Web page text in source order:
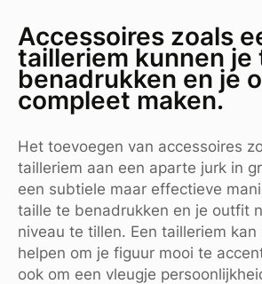
Accessoires zoals
tailleriem kunnen je
benadrukken en je
compleet maken.
Het toevoegen van accessoires
tailleriem aan een aparte jurk in
een subtiele maar effectieve
taille te benadrukken en je outfit
niveau te tillen. Een tailleriem kan
helpen om je figuur mooi te
ook om een vleugje